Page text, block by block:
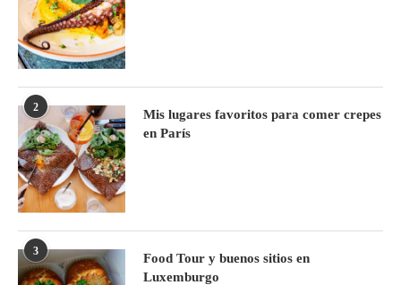
2
Mis lugares favoritos para comer crepes
en París
3
Food Tour y buenos sitios en
Luxemburgo